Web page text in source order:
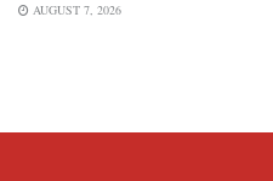
AUGUST 7, 2026